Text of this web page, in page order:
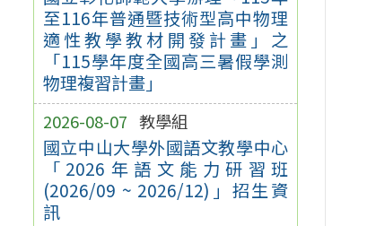
至116年普通暨技術型高中物理
適性教學教材開發計畫」之
「115學年度全國高三暑假學測
物理複習計畫」
2026-08-07 教學組
國立中山大學外國語文教學中心
「2026年語文能力研習班
(2026/09 ~ 2026/12)」招生資
訊